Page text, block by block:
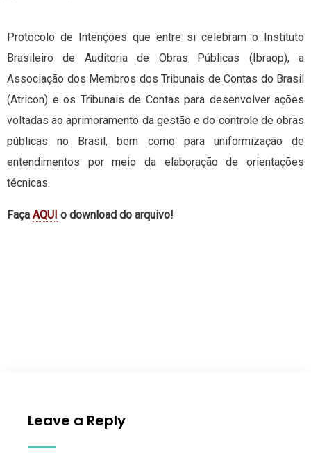
Protocolo de Intenções que entre si celebram o Instituto
Brasileiro de Auditoria de Obras Públicas (Ibraop), a
Associação dos Membros dos Tribunais de Contas do Brasil
(Atricon) e os Tribunais de Contas para desenvolver ações
voltadas ao aprimoramento da gestão e do controle de obras
públicas no Brasil, bem como para uniformização de
entendimentos por meio da elaboração de orientações
técnicas.
Faça AQUI o download do arquivo!
Leave a Reply